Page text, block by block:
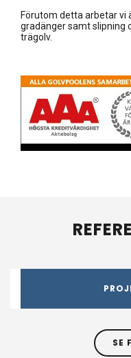
Förutom detta arbetar vi
gradänger samt slipning
trägolv.
SE